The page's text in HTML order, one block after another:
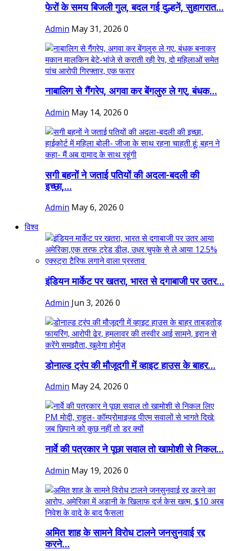
फेरों के समय बिजली गुल, बदल गई दुल्हनें, सुहागरात...
Admin May 31, 2026 0
नाबालिग से गैंगरेप, अगवा कर बेंगलुरु ले गए, बंधक...
Admin May 14, 2026 0
सगी बहनों ने जताई पतियों की अदला-बदली की
इच्छा,...
Admin May 6, 2026 0
विश्व
इंडियन मार्केट पर खतरा, भारत से दगाबाजी पर उतर...
Admin Jun 3, 2026 0
डोनाल्ड ट्रंप की मौजूदगी में व्हाइट हाउस के बाहर...
Admin May 24, 2026 0
नार्वे की पत्रकार ने पूछा सवाल तो खामोशी से निकल...
Admin May 19, 2026 0
अमित शाह के सामने विरोध टालने जनसुनवाई रद्द
करने...